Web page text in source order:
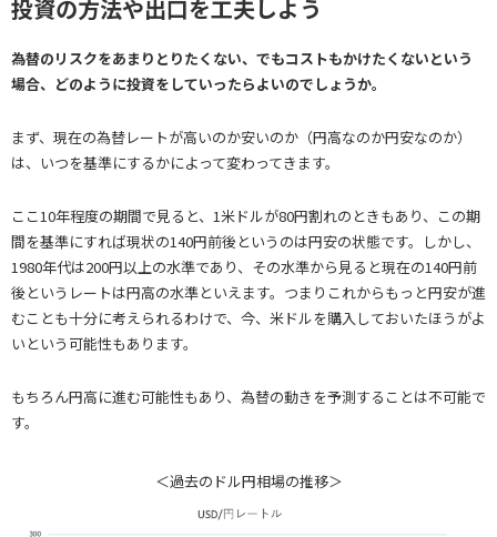
投資の方法や出口を工夫しよう
為替のリスクをあまりとりたくない、でもコストもかけたくないという
場合、どのように投資をしていったらよいのでしょうか。
まず、現在の為替レートが高いのか安いのか（円高なのか円安なのか）
は、いつを基準にするかによって変わってきます。
ここ10年程度の期間で見ると、1米ドルが80円割れのときもあり、この期
間を基準にすれば現状の140円前後というのは円安の状態です。しかし、
1980年代は200円以上の水準であり、その水準から見ると現在の140円前
後というレートは円高の水準といえます。つまりこれからもっと円安が進
むことも十分に考えられるわけで、今、米ドルを購入しておいたほうがよ
いという可能性もあります。
もちろん円高に進む可能性もあり、為替の動きを予測することは不可能で
す。
＜過去のドル円相場の推移＞